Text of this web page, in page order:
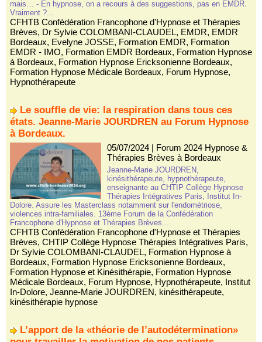
mais… - En hypnose, on a recours à des suggestions, pas en EMDR.
Vraiment ?...
CFHTB Confédération Francophone d'Hypnose et Thérapies
Brèves, Dr Sylvie COLOMBANI-CLAUDEL, EMDR, EMDR
Bordeaux, Evelyne JOSSE, Formation EMDR, Formation
EMDR - IMO, Formation EMDR Bordeaux, Formation Hypnose
à Bordeaux, Formation Hypnose Ericksonienne Bordeaux,
Formation Hypnose Médicale Bordeaux, Forum Hypnose,
Hypnothérapeute
Le souffle de vie: la respiration dans tous ces
états. Jeanne-Marie JOURDREN au Forum Hypnose
à Bordeaux.
05/07/2024| Forum 2024 Hypnose &
Thérapies Brèves à Bordeaux
Jeanne-Marie JOURDREN,
kinésithérapeute, hypnothérapeute,
enseignante au CHTIP Collège Hypnose
Thérapies Intégratives Paris, Institut In-
Dolore. Assure les Masterclass notamment sur l'endométriose,
violences intra-familiales. 13ème Forum de la Confédération
Francophone d'Hypnose et Thérapies Brèves...
CFHTB Confédération Francophone d'Hypnose et Thérapies
Brèves, CHTIP Collège Hypnose Thérapies Intégratives Paris,
Dr Sylvie COLOMBANI-CLAUDEL, Formation Hypnose à
Bordeaux, Formation Hypnose Ericksonienne Bordeaux,
Formation Hypnose et Kinésithérapie, Formation Hypnose
Médicale Bordeaux, Forum Hypnose, Hypnothérapeute, Institut
In-Dolore, Jeanne-Marie JOURDREN, kinésithérapeute,
kinésithérapie hypnose
L’apport de la «théorie de l’autodétermination»